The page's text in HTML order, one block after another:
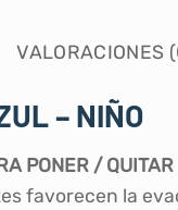
VALORACIONES
– NIÑO
PONER / QUITAR
favorecen la